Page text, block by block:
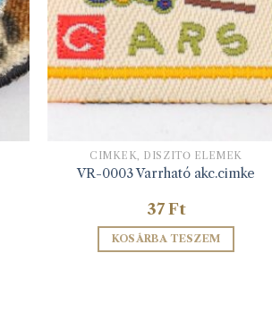
CIMKÉK, DÍSZÍTŐ ELEMEK
VR-0003 Varrható akc.cimke
37Ft
KOSÁRBA TESZEM